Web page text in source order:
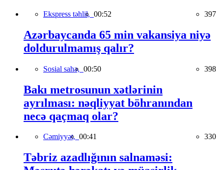
Ekspress təhlil, 00:52 397
Azərbaycanda 65 min vakansiya niyə
doldurulmamış qalır?
Sosial sahə, 00:50 398
Bakı metrosunun xətlərinin
ayrılması: nəqliyyat böhranından
necə qaçmaq olar?
Cəmiyyət, 00:41 330
Təbriz azadlığının salnaməsi: